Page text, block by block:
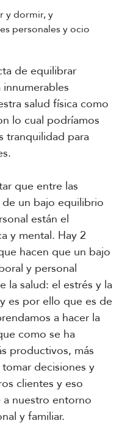
y dormir, y
personales y ocio
de equilibrar
salud física como
lo cual podríamos
tranquilidad para
que entre las
un bajo equilibrio
están el
y mental. Hay 2
hacen que un bajo
y personal
la salud: el estrés y la
es por ello que es de
a hacer la
como se ha
productivos, más
decisiones y
clientes y eso
nuestro entorno
y familiar.